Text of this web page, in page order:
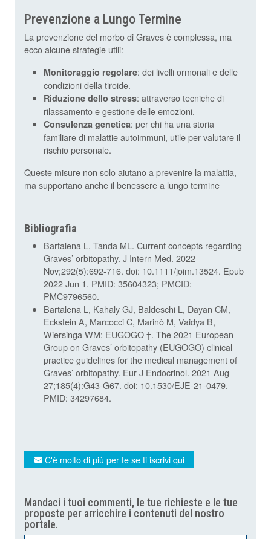
Prevenzione a Lungo Termine
La prevenzione del morbo di Graves è complessa, ma
ecco alcune strategie utili:
Monitoraggio regolare: dei livelli ormonali e delle
condizioni della tiroide.
Riduzione dello stress: attraverso tecniche di
rilassamento e gestione delle emozioni.
Consulenza genetica: per chi ha una storia
familiare di malattie autoimmuni, utile per valutare il
rischio personale.
Queste misure non solo aiutano a prevenire la malattia,
ma supportano anche il benessere a lungo termine
Bibliografia
Bartalena L, Tanda ML. Current concepts regarding
Graves’ orbitopathy. J Intern Med. 2022
Nov;292(5):692-716. doi: 10.1111/joim.13524. Epub
2022 Jun 1. PMID: 35604323; PMCID:
PMC9796560.
Bartalena L, Kahaly GJ, Baldeschi L, Dayan CM,
Eckstein A, Marcocci C, Marinò M, Vaidya B,
Wiersinga WM; EUGOGO †. The 2021 European
Group on Graves’ orbitopathy (EUGOGO) clinical
practice guidelines for the medical management of
Graves’ orbitopathy. Eur J Endocrinol. 2021 Aug
27;185(4):G43-G67. doi: 10.1530/EJE-21-0479.
PMID: 34297684.
C'è molto di più per te se ti iscrivi qui
Mandaci i tuoi commenti, le tue richieste e le tue
proposte per arricchire i contenuti del nostro
portale.